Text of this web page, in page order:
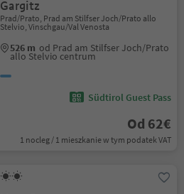
Gargitz
Prad/Prato, Prad am Stilfser Joch/Prato allo
Stelvio, Vinschgau/Val Venosta
526 m od Prad am Stilfser Joch/Prato
allo Stelvio centrum
Südtirol Guest Pass
Od 62€
1 nocleg / 1 mieszkanie w tym podatek VAT